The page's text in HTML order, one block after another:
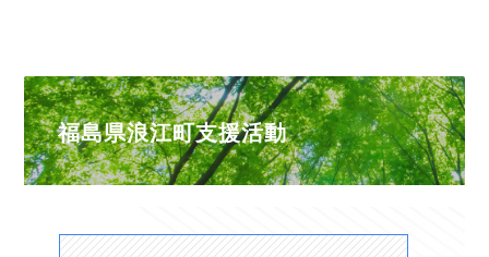
福島県浪江町支援活動